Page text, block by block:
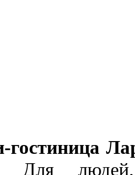
гостиница
Для людей,